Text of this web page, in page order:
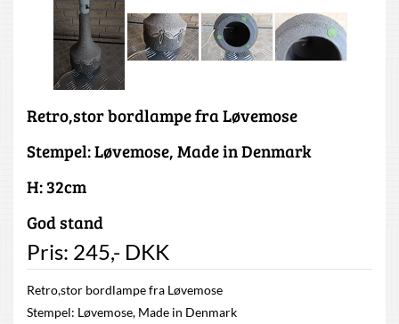
Retro,stor bordlampe fra Løvemose
Stempel: Løvemose, Made in Denmark
H: 32cm
God stand
Pris: 245,- DKK
Retro,stor bordlampe fra Løvemose
Stempel: Løvemose, Made in Denmark